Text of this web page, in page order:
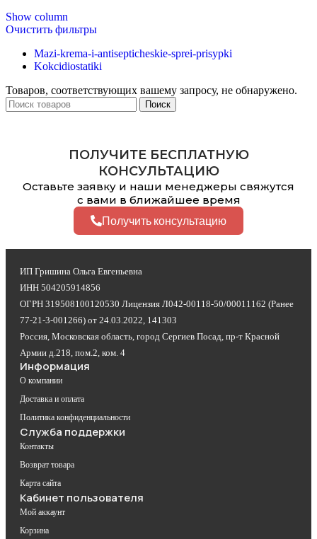
Show column
Очистить фильтры
Mazi-krema-i-antisepticheskie-sprei-prisypki
Kokcidiostatiki
Товаров, соответствующих вашему запросу, не обнаружено.
Поиск
ПОЛУЧИТЕ БЕСПЛАТНУЮ
КОНСУЛЬТАЦИЮ
Оставьте заявку и наши менеджеры свяжутся
с вами в ближайшее время
Получить консультацию
ИП Гришина Ольга Евгеньевна
ИНН 504205914856
ОГРН 319508100120530 Лицензия Л042-00118-50/00011162 (Ранее
77-21-3-001266) от 24.03.2022, 141303
Россия, Московская область, город Сергиев Посад, пр-т Красной
Армии д.218, пом.2, ком. 4
Информация
О компании
Доставка и оплата
Политика конфиденциальности
Служба поддержки
Контакты
Возврат товара
Карта сайта
Кабинет пользователя
Мой аккаунт
Корзина